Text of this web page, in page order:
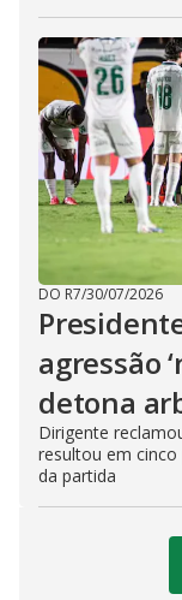
DO R7/30/07/2026
agressão
detona
Dirigente
resultou em
da partida